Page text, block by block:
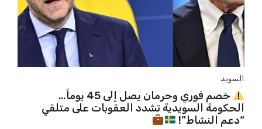
السويد
خصم فوري وحرمان يصل إلى 45 يوماً…
الحكومة السويدية تشدد العقوبات على متلقي
“دعم النشاط”!